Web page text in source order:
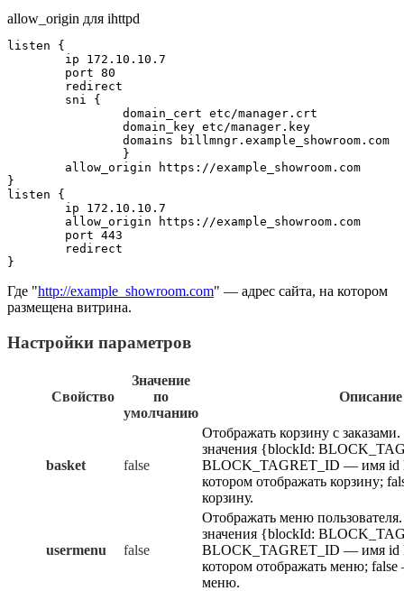
allow_origin для ihttpd
listen {
}
listen {
}
Где "http://example_showroom.com" — адрес сайта, на котором
размещена витрина.
Настройки параметров
Свойство
Значение
по
умолчанию
Описание
basket false
Отображать корзину с
значения {blockId:
BLOCK_TAGRET_ID — имя id
котором отображать корзину;
корзину.
usermenu false
Отображать меню
значения {blockId:
BLOCK_TAGRET_ID — имя id
котором отображать меню;
меню.